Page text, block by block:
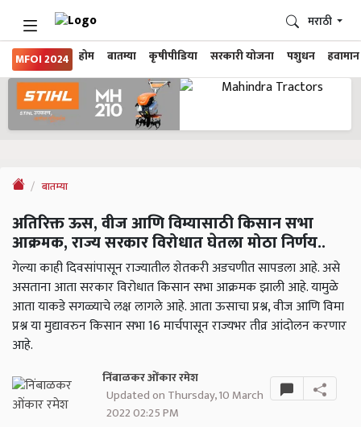
MFOI 2024 होम बातम्या कृषीपीडिया सरकारी योजना पशुधन हवामान
मराठी
बातम्या
अतिरिक्त ऊस, वीज आणि विम्यासाठी किसान सभा
आक्रमक, राज्य सरकार विरोधात घेतला मोठा निर्णय..
गेल्या काही दिवसांपासून राज्यातील शेतकरी अडचणीत सापडला आहे. असे
असताना आता सरकार विरोधात किसान सभा आक्रमक झाली आहे. यामुळे
आता याकडे सगळ्याचे लक्ष लागले आहे. आता ऊसाचा प्रश्न, वीज आणि विमा
प्रश्न या मुद्यावरुन किसान सभा 16 मार्चपासून राज्यभर तीव्र आंदोलन करणार
आहे.
निंबाळकर ओंकार रमेश
Updated on Thursday, 10 March
2022 02:25 PM